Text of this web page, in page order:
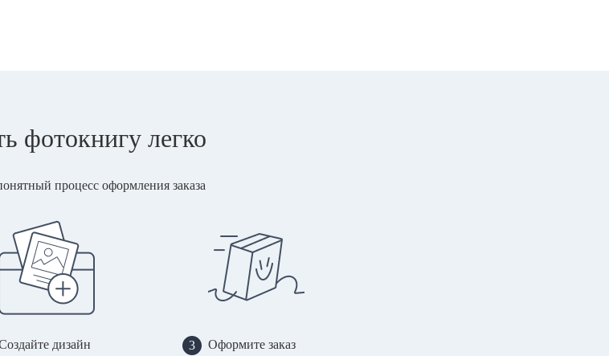
фотокнигу легко
процесс оформления заказа
дизайн 3 Оформите заказ